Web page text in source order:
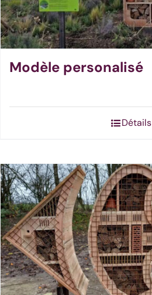
choisies
sur
la
page
du
Modèle personalisé
Détails